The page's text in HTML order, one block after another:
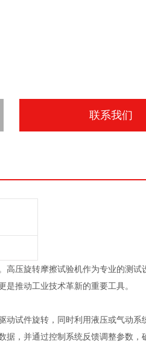
联系我们
压旋转摩擦试验机作为专业的测试
推动工业技术革新的重要工具。
试件旋转，同时利用液压或气动系
据，并通过控制系统反馈调整参数，